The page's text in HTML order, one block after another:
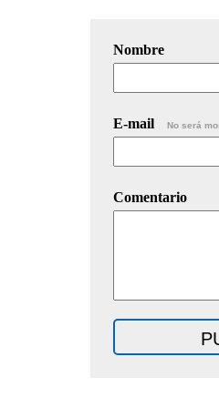
Nombre
E-mail No será
Comentario